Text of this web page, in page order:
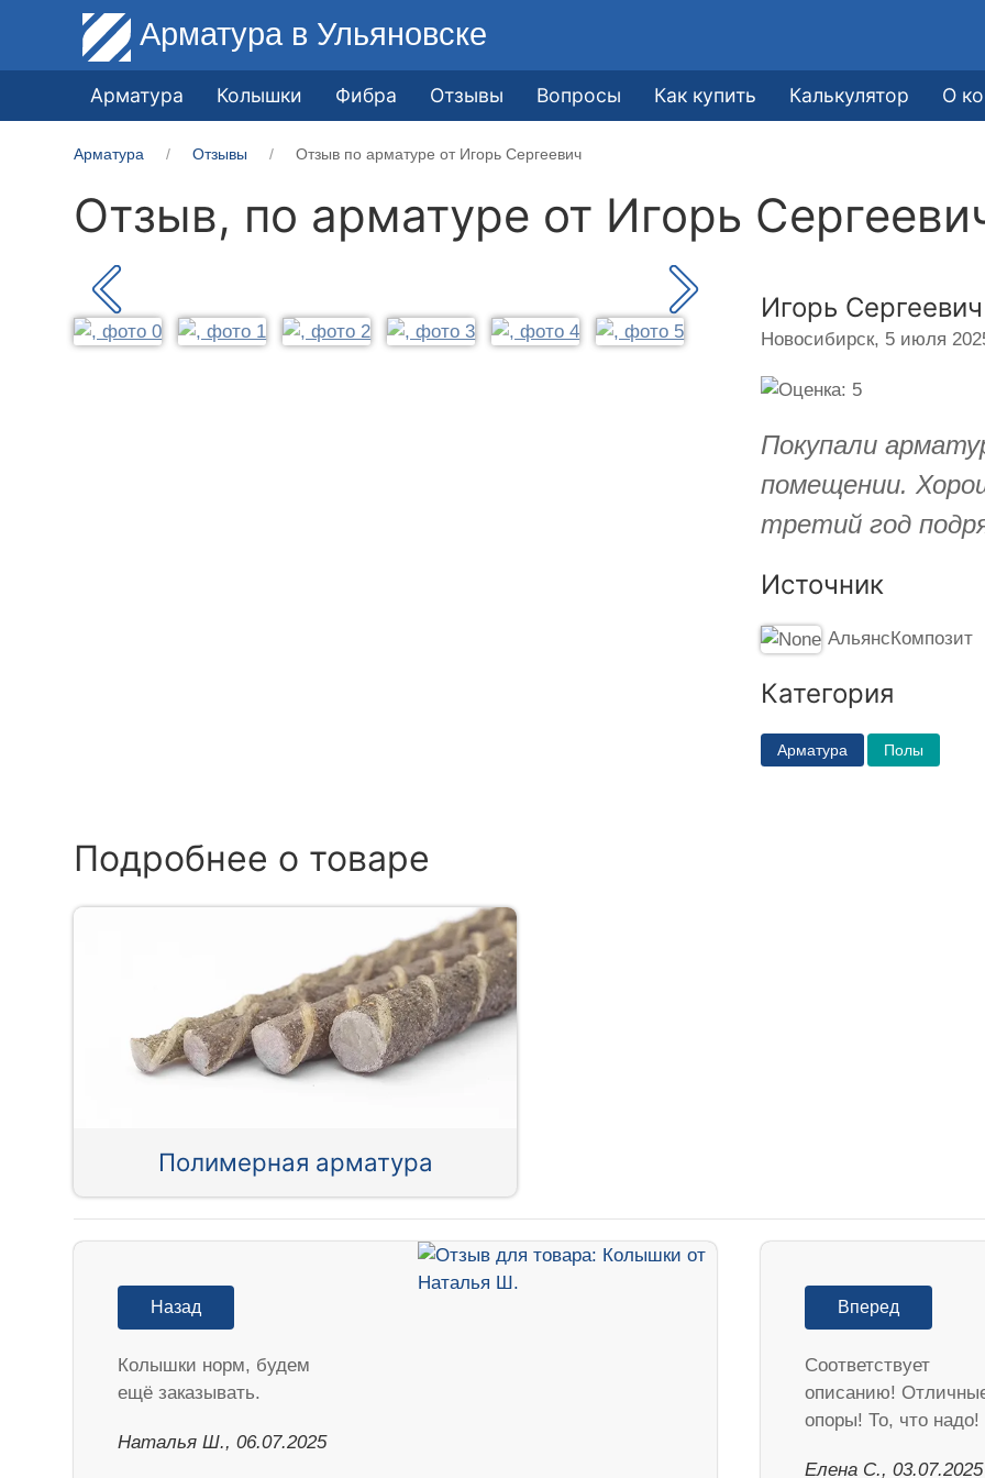
Арматура в Ульяновске
Арматура Колышки Фибра Отзывы Вопросы Как купить Калькулятор О
Арматура Отзывы Отзыв по арматуре от Игорь Сергеевич
Отзыв, по арматуре от Игорь
Игорь Сергеевич
Новосибирск, 5 июля
Покупали
помещении.
третий год
Источник
АльянсКомпозит
Категория
Арматура Полы
Подробнее о товаре
Полимерная арматура
Назад
Колышки норм, будем
ещё заказывать.
Наталья Ш., 06.07.2025
Вперед
Соответствует
описанию!
опоры! То, что надо!
Елена С., 03.07.2025